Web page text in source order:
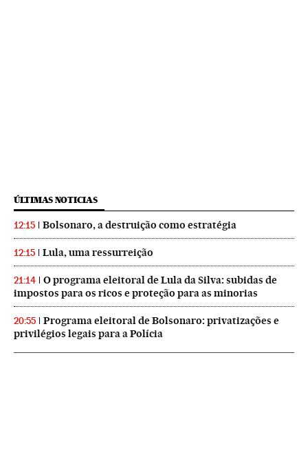
ÚLTIMAS NOTICIAS
12:15 Bolsonaro, a destruição como estratégia
12:15 Lula, uma ressurreição
21:14
O programa eleitoral de Lula da Silva: subidas de
impostos para os ricos e proteção para as minorias
20:55
Programa eleitoral de Bolsonaro: privatizações e
privilégios legais para a Polícia